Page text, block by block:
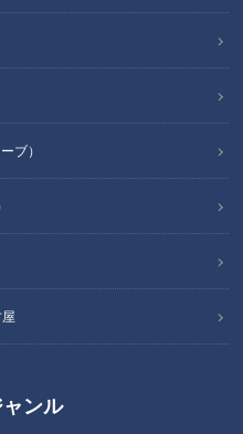
ブ）
ャンル
筋の溝が特徴の「木之實